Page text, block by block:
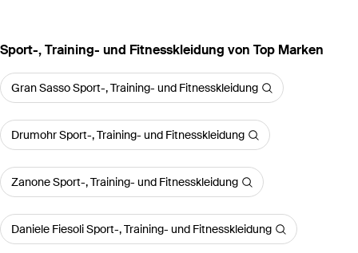
Sport-, Training- und Fitnesskleidung von Top Marken
Gran Sasso Sport-, Training- und Fitnesskleidung
Drumohr Sport-, Training- und Fitnesskleidung
Zanone Sport-, Training- und Fitnesskleidung
Daniele Fiesoli Sport-, Training- und Fitnesskleidung